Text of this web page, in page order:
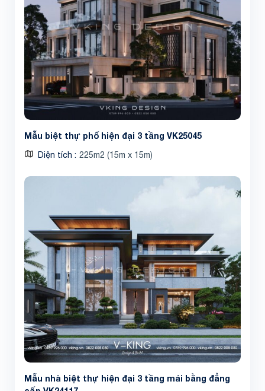
Mẫu biệt thự phố hiện đại 3 tầng VK25045
Diện tích 225m2 (15m x 15m)
Mẫu nhà biệt thự hiện đại 3 tầng mái bằng đẳng